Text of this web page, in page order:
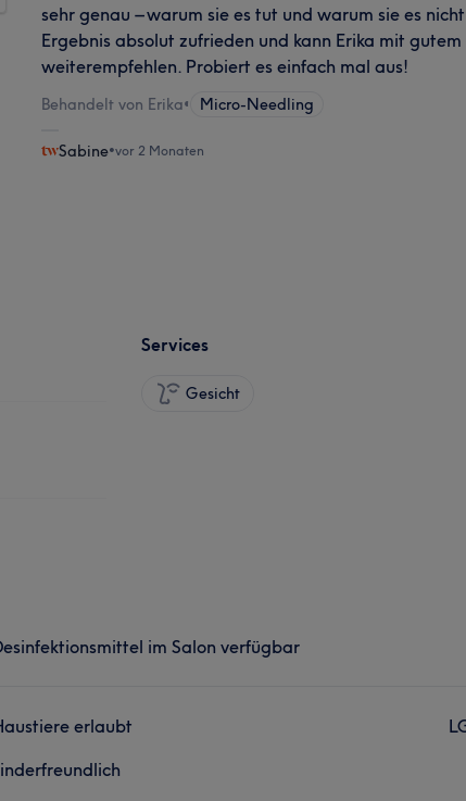
sehr genau – warum sie es tut und warum sie es
Ergebnis absolut zufrieden und kann Erika mit
weiterempfehlen. Probiert es einfach mal aus!
Behandelt von Erika• Micro-Needling
Sabine•vor 2 Monaten
Services
Gesicht
im Salon verfügbar
erlaubt